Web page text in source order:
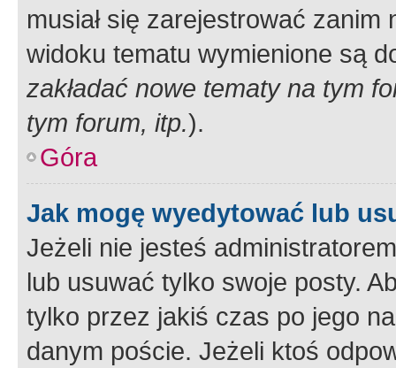
musiał się zarejestrować
widoku tematu wymienione są
zakładać nowe tematy na tym
tym forum, itp.).
Góra
Jak mogę wyedytować lub
Jeżeli nie jesteś
lub usuwać tylko swoje posty.
tylko przez jakiś czas po jego
danym poście. Jeżeli ktoś